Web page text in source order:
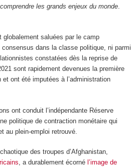
les grands enjeux du monde.
saluées par le camp
dans la classe politique, ni parmi
constatées dès la reprise de
sont rapidement devenues la première
ont été imputées à l’administration
ont conduit l’indépendante Réserve
politique de contraction monétaire qui
au plein-emploi retrouvé.
des troupes d’Afghanistan,
, a durablement écorné l’image de